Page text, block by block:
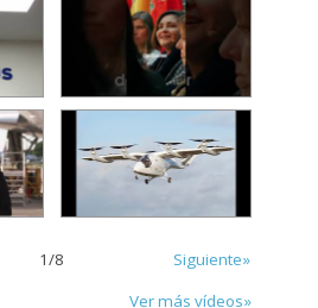
1/8
Siguiente»
Ver más vídeos»